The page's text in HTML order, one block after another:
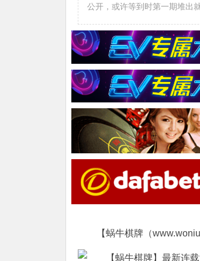
公开，或许等到时第一期堆出
【蜗牛棋牌（